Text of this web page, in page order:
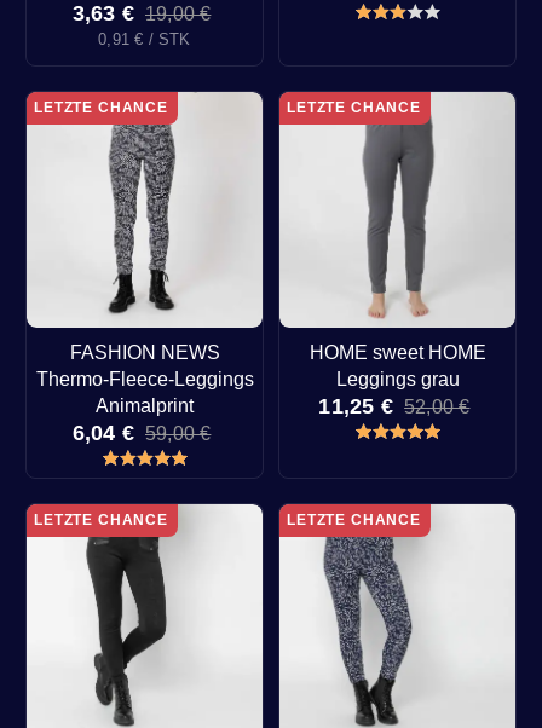
3,63 € 19,00 €
0,91 € / STK
LETZTE CHANCE
FASHION NEWS
Thermo-Fleece-Leggings
Animalprint
6,04 € 59,00 €
LETZTE CHANCE
HOME sweet HOME
Leggings grau
11,25 € 52,00 €
LETZTE CHANCE LETZTE CHANCE